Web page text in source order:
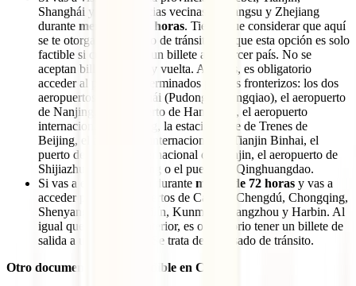
Shanghái y las provincias vecinas de Jiangsu y Zhejiang
durante menos de 144 horas. Tienes que considerar que aquí
se te otorgará un visado de tránsito, así que esta opción es solo
factible si cuentas con un billete a un tercer país. No se
aceptan billetes de ida y vuelta. Además, es obligatorio
acceder al país por determinados puertos fronterizos: los dos
aeropuertos de Shanghái (Pudong o Hongqiao), el aeropuerto
de Nanjing, el aeropuerto de Hangzhou, el aeropuerto
internacional de Beijing, la estación Este de Trenes de
Beijing, el aeropuerto internacional de Tianjin Binhai, el
puerto de cruceros internacional de Tianjin, el aeropuerto de
Shijiazhuang Zhengding o el puerto de Qinghuangdao.
Si vas a estar en China durante menos de 72 horas y vas a
acceder por los aeropuertos de Cantón, Chengdú, Chongqing,
Shenyang, Dalian, Güilín, Kunming, Hangzhou y Harbin. Al
igual que en el caso anterior, es obligatorio tener un billete de
salida a un tercer país. Se trata de un visado de tránsito.
Otro documento imprescindible en China